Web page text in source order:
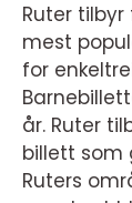
Ruter
mest
for
år. Ruter
billett som
Ruters